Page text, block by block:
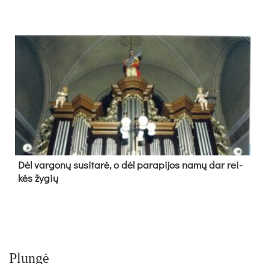
Dėl var­go­nų su­si­ta­rė, o dėl pa­ra­pi­jos na­mų dar rei­
kės žy­gių
Plungė